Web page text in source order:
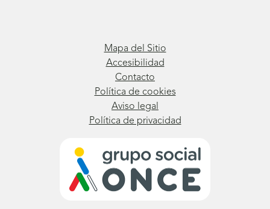
Mapa del Sitio
Accesibilidad
Contacto
Política de cookies
Aviso legal
Política de privacidad